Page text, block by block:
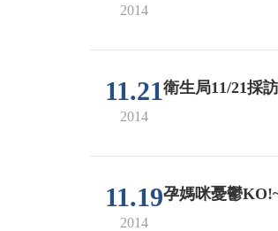
2014
11.21
2014
衛生局11/21採
11.19
2014
孕媽咪憂鬱